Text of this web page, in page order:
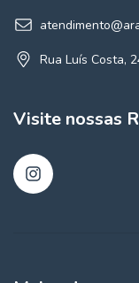
Rua Luís Costa,
Visite nossas